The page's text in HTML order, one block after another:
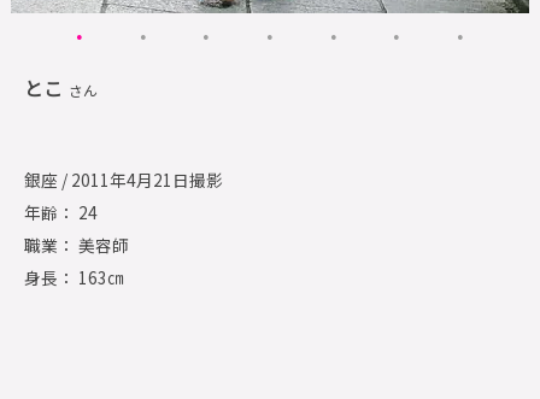
とこ さん
銀座 / 2011年4月21日撮影
年齢： 24
職業： 美容師
身長： 163㎝